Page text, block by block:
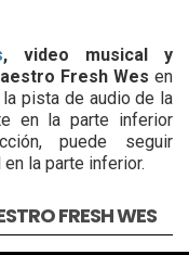
, video musical y
Fresh Wes en
pista de audio de la
en la parte inferior
puede seguir
la parte inferior.
FRESH WES